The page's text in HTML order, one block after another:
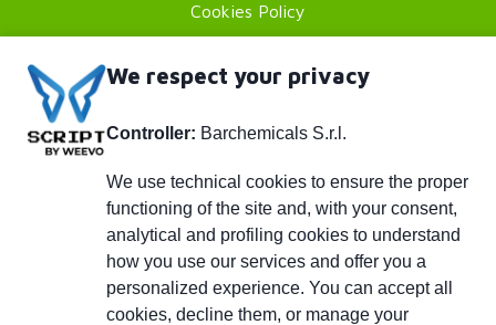
menu
Cookies Policy
Piè
di
pagina
info@barchemicals.it
+39 059 536502
Social
© 2026 BARCHEMICALS
We respect your privacy
Controller: Barchemicals S.r.l.
We use technical cookies to ensure the proper
functioning of the site and, with your consent,
analytical and profiling cookies to understand
how you use our services and offer you a
personalized experience. You can accept all
cookies, decline them, or manage your